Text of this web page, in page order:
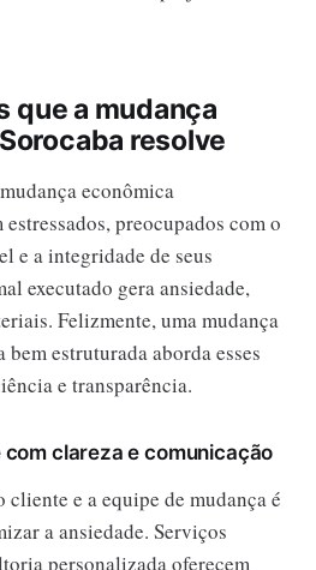
que a mudança
resolve
econômica
preocupados com o
e a integridade de seus
executado gera ansiedade,
Felizmente, uma mudança
estruturada aborda esses
e transparência.
clareza e comunicação
e a equipe de mudança é
a ansiedade. Serviços
personalizada oferecem